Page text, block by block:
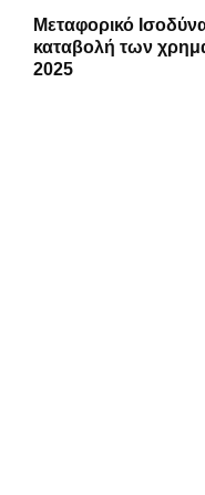
Μεταφορικό
καταβολή των
2025